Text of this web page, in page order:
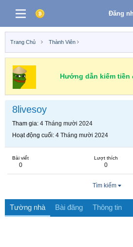
Đăng
Trang Chủ Thành Viên
Hướng dẫn kiếm tiền
8livesoy
Tham gia 4 Tháng mười 2024
Hoạt động cuối 4 Tháng mười 2024
Bài viết
0
Lượt thích
0
Tìm kiếm
Tường nhà Bài đăng Thông tin